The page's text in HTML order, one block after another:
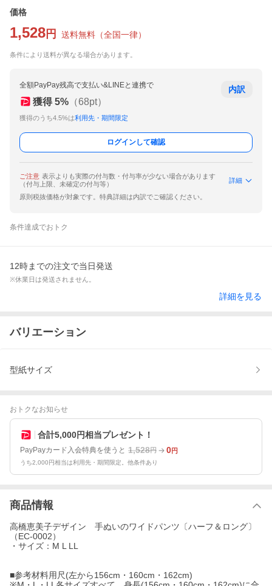
価格
1,528 円 送料無料 （全国一律）
条件により送料が異なる場合があります。
全額PayPay残高で支払い&LINEと連携で
獲得 5% （68pt）
獲得のうち4.5%は利用先・期間限定
内訳
ログインして確認
ご注意 表示よりも実際の付与数・付与率が少ない場合があります
（付与上限、未確定の付与等）
詳細
原則税抜価格が対象です。特典詳細は内訳でご確認ください。
条件達成でおトク
12時までの注文で当日発送
※休業日は発送されません。
詳細を見る
バリエーション
型紙サイズ
おトクなお知らせ
合計5,000円相当プレゼント！
PayPayカード入会特典を使うと 1,528円 0円
うち2,000円相当は利用先・期間限定。他条件あり
商品情報
高橋恵美子デザイン 手ぬいのワイドパンツ〔ハーフ＆ロング〕
（EC-0002）
・サイズ：M L LL
■参考材料用尺(左から156cm・160cm・162cm)